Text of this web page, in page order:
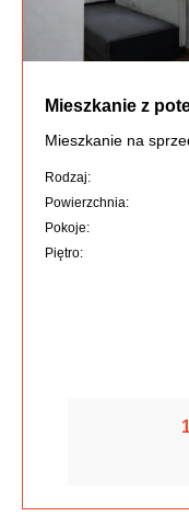
Mieszkanie z
Mieszkanie na
Rodzaj:
Powierzchnia:
Pokoje:
Piętro: